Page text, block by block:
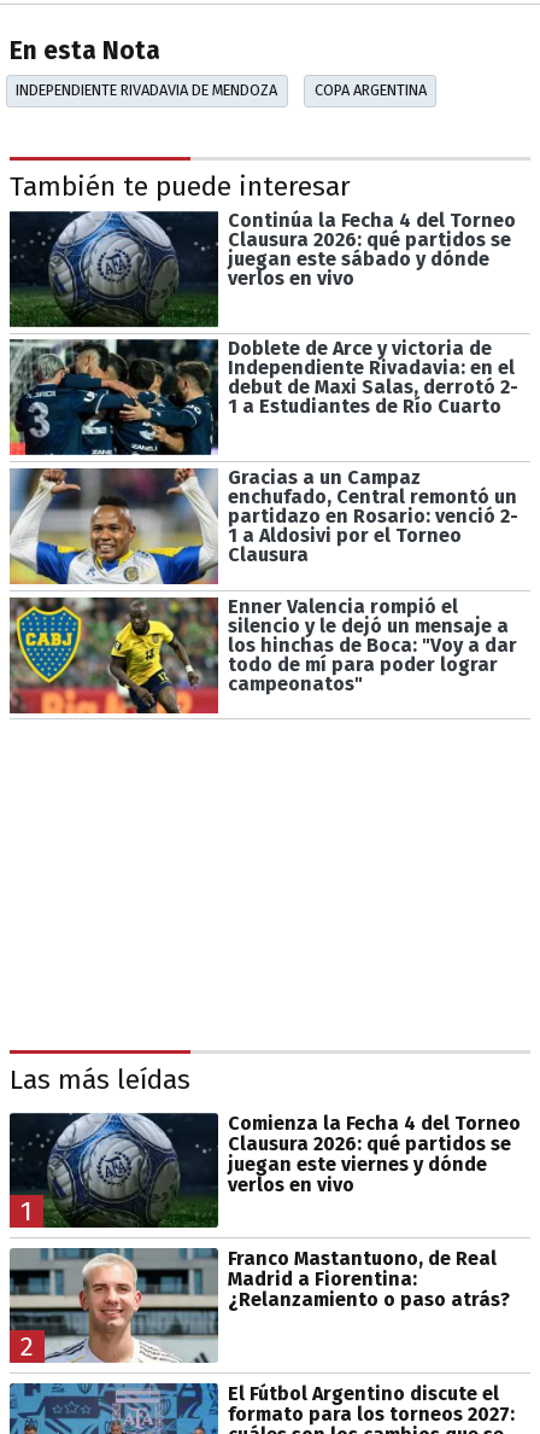
En esta Nota
INDEPENDIENTE RIVADAVIA DE MENDOZA COPA ARGENTINA
También te puede interesar
Continúa la Fecha 4 del Torneo
Clausura 2026: qué partidos se
juegan este sábado y dónde
verlos en vivo
Doblete de Arce y victoria de
Independiente Rivadavia: en el
debut de Maxi Salas, derrotó 2-
1 a Estudiantes de Río Cuarto
Gracias a un Campaz
enchufado, Central remontó un
partidazo en Rosario: venció 2-
1 a Aldosivi por el Torneo
Clausura
Enner Valencia rompió el
silencio y le dejó un mensaje a
los hinchas de Boca: "Voy a dar
todo de mí para poder lograr
campeonatos"
Las más leídas
1
Comienza la Fecha 4 del Torneo
Clausura 2026: qué partidos se
juegan este viernes y dónde
verlos en vivo
2
Franco Mastantuono, de Real
Madrid a Fiorentina:
¿Relanzamiento o paso atrás?
El Fútbol Argentino discute el
formato para los torneos 2027: